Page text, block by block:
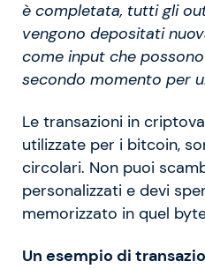
è completata, tutti gli
vengono depositati
come input che
secondo momento per
Le transazioni in
utilizzate per i bitcoin,
circolari. Non puoi
personalizzati e devi
memorizzato in quel
Un esempio di